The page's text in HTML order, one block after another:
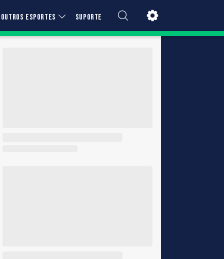
OUTROS ESPORTES SUPORTE